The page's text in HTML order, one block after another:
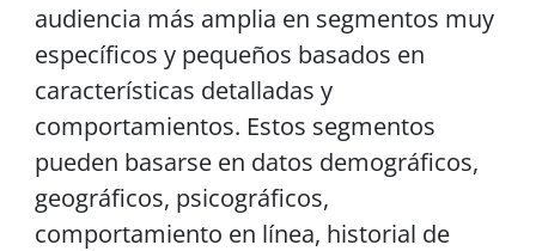
audiencia más amplia en segmentos muy
específicos y pequeños basados en
características detalladas y
comportamientos. Estos segmentos
pueden basarse en datos demográficos,
geográficos, psicográficos,
comportamiento en línea, historial de